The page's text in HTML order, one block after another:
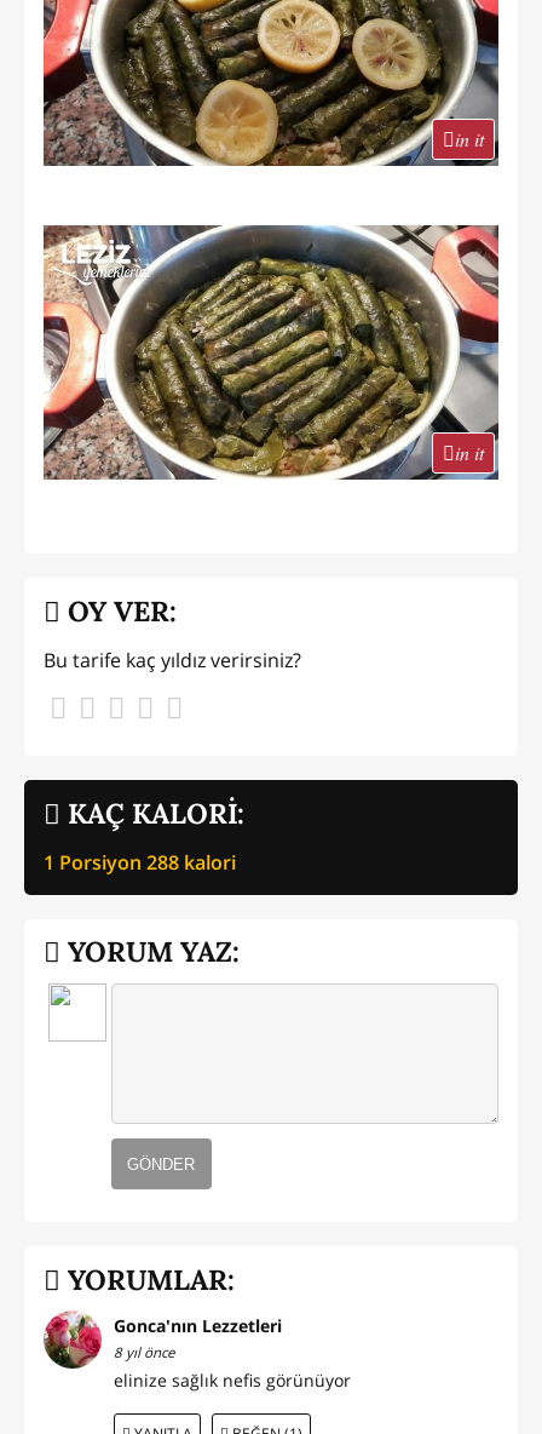
in it
in it
KAÇ KALORİ:
1 Porsiyon 288 kalori
OY VER:
Bu tarife kaç yıldız verirsiniz?
YORUM YAZ:
GÖNDER
YORUMLAR:
Gonca'nın Lezzetleri
8 yıl önce
elinize sağlık nefis görünüyor